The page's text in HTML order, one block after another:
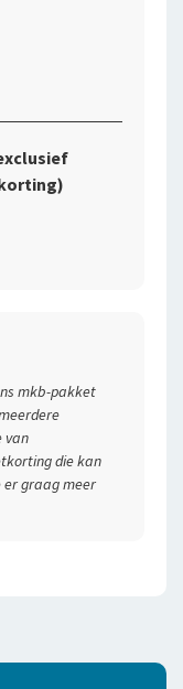
mkb-pakket
van
die kan
er graag meer